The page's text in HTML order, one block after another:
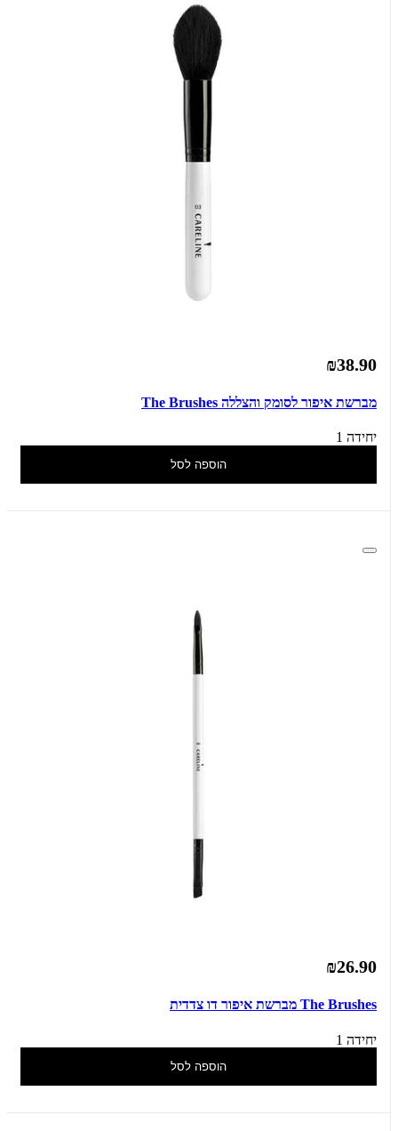
₪38.90
מברשת איפור לסומק והצללה The Brushes
יחידה 1
הוספה לסל
₪26.90
The Brushes מברשת איפור דו צדדית
יחידה 1
הוספה לסל